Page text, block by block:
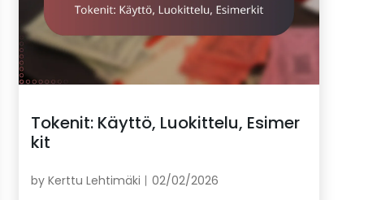
Tokenit: Käyttö, Luokittelu, Esimer
kit
by Kerttu Lehtimäki
02/02/2026